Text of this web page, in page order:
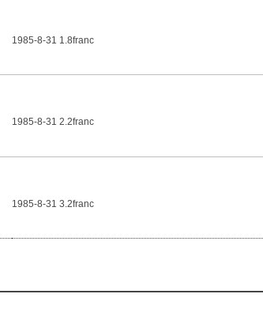
1985-8-31 1.8franc
1985-8-31 2.2franc
1985-8-31 3.2franc